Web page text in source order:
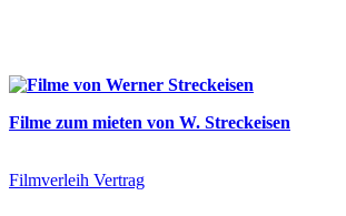
Filme zum mieten von W. Streckeisen
Filmverleih Vertrag